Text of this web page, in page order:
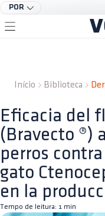
POR
Início Biblioteca
Eficacia del
(Bravecto ®)
perros
gato
en la
Tempo de leitura: 1 min